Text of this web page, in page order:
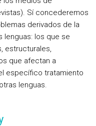
Sí concederemos
derivados de la
lenguas: los que se
estructurales,
que afectan a
específico tratamiento
lenguas.